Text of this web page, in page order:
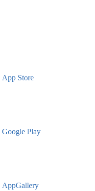
Store
Play
AppGallery